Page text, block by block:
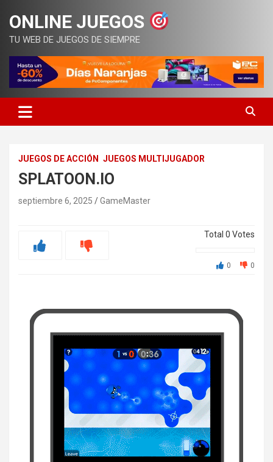
contenido
ONLINE JUEGOS
TU WEB DE JUEGOS DE SIEMPRE
JUEGOS DE ACCIÓN JUEGOS MULTIJUGADOR
SPLATOON.IO
septiembre 6, 2025 GameMaster
Total 0 Votes
0
0